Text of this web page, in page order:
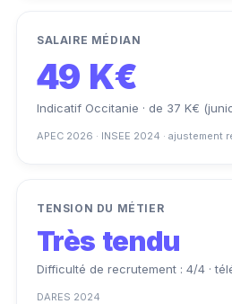
SALAIRE MÉDIAN
49 K€
Indicatif Occitanie · de 37 K€
APEC 2026 · INSEE 2024 · ajustement
TENSION DU MÉTIER
Très tendu
Difficulté de recrutement : 4/4 ·
DARES 2024